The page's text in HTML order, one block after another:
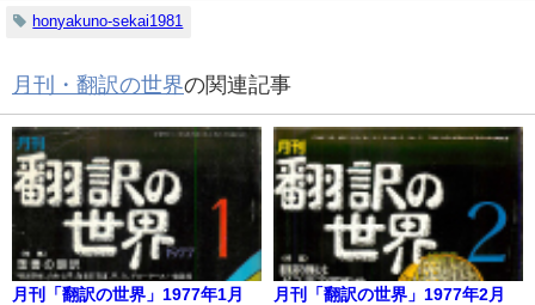
honyakuno-sekai1981
月刊・翻訳の世界の関連記事
月刊「翻訳の世界」1977年1月 月刊「翻訳の世界」1977年2月